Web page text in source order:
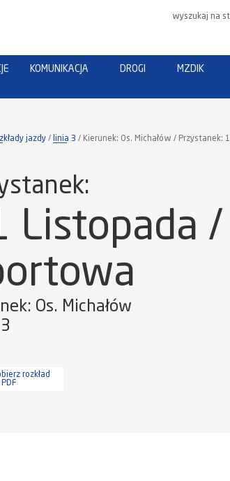
KOMUNIKACJA DROGI MZDIK
wyszukaj na
jazdy linia 3 Kierunek: Os. Michałów /
Listopada /
Os. Michałów
rozkład